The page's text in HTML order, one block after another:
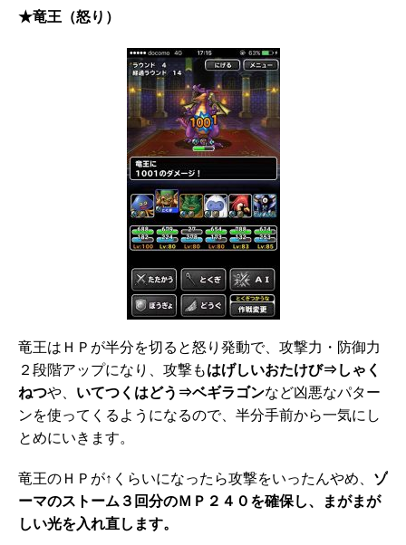
★竜王（怒り）
竜王はＨＰが半分を切ると怒り発動で、攻撃力・防御力
２段階アップになり、攻撃もはげしいおたけび⇒しゃく
ねつや、 いてつくはどう⇒ベギラゴンなど凶悪なパター
ンを使ってくるようになるので、半分手前から一気にし
とめにいきます。
竜王のＨＰが↑くらいになったら攻撃をいったんやめ、 ゾ
ーマのストーム３回分のＭＰ２４０を確保し、まがまが
しい光を入れ直します。